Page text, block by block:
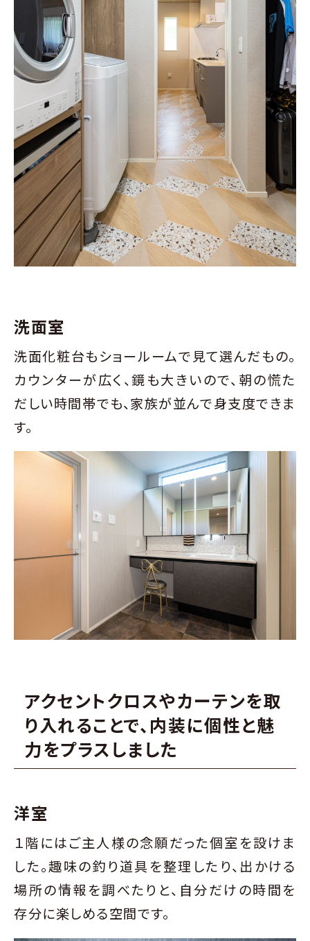
洗面室
洗面化粧台もショールームで見て選んだもの。
カウンターが広く、鏡も大きいので、朝の慌た
だしい時間帯でも、家族が並んで身支度できま
す。
アクセントクロスやカーテンを取
り入れることで、内装に個性と魅
力をプラスしました
洋室
１階にはご主人様の念願だった個室を設けま
した。趣味の釣り道具を整理したり、出かける
場所の情報を調べたりと、自分だけの時間を
存分に楽しめる空間です。